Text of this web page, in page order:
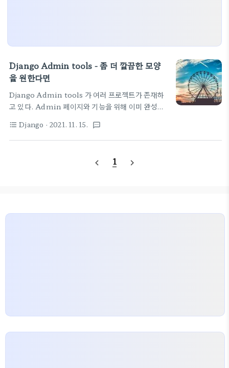
Django Admin tools - 좀 더 깔끔한 모양
을 원한다면
Django Admin tools 가 여러 프로젝트가 존재하
고 있다. Admin 페이지와 기능을 위해 이미 완성된
- 이 모든 내용은 현재 듣고 있는 장고 강의에 소스에
포함된 내용을 공부할 겸 추려본다 - Django 실전 프
) 일단 현재 Django에서 기본을 제공중인 admin 기
admin-cookbook/en/latest/ Django Admin
format_list_bulleted Django · 2021. 11. 15. textsms
navigate_before 1 navigate_next